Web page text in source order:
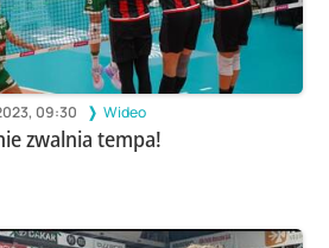
09:30 Wideo
zwalnia tempa!